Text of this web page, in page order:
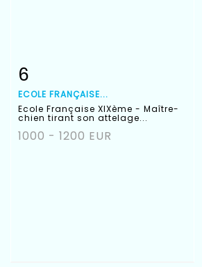
Fiche détaillée
6
ECOLE FRANÇAISE...
Ecole Française XIXème - Maître-
chien tirant son attelage...
1000 - 1200 EUR